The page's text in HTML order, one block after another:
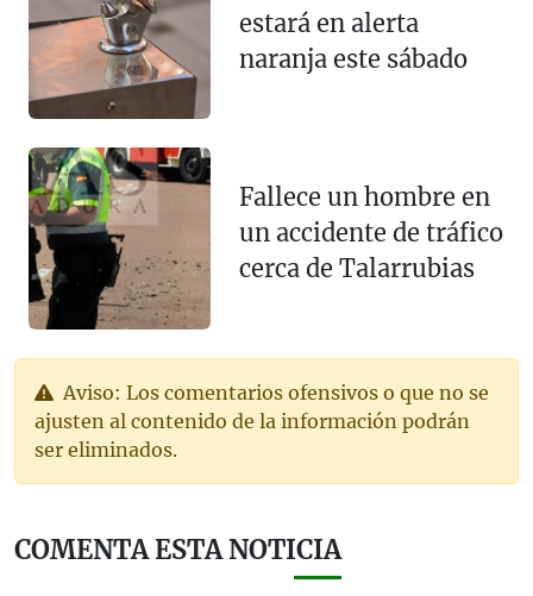
estará en alerta
naranja este sábado
Fallece un hombre en
un accidente de tráfico
cerca de Talarrubias
Aviso: Los comentarios ofensivos o que no se
ajusten al contenido de la información podrán
ser eliminados.
COMENTA ESTA NOTICIA